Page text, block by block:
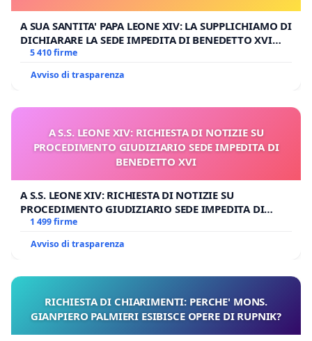
A SUA SANTITA' PAPA LEONE XIV: LA SUPPLICHIAMO DI
DICHIARARE LA SEDE IMPEDITA DI BENEDETTO XVI
E/O DI FAR APRIRE IL RELATIVO PROCESSO
5 410 firme
Avviso di trasparenza
A S.S. LEONE XIV: RICHIESTA DI NOTIZIE SU
PROCEDIMENTO GIUDIZIARIO SEDE IMPEDITA DI
BENEDETTO XVI
A S.S. LEONE XIV: RICHIESTA DI NOTIZIE SU
PROCEDIMENTO GIUDIZIARIO SEDE IMPEDITA DI
BENEDETTO XVI
1 499 firme
Avviso di trasparenza
RICHIESTA DI CHIARIMENTI: PERCHE' MONS.
GIANPIERO PALMIERI ESIBISCE OPERE DI RUPNIK?